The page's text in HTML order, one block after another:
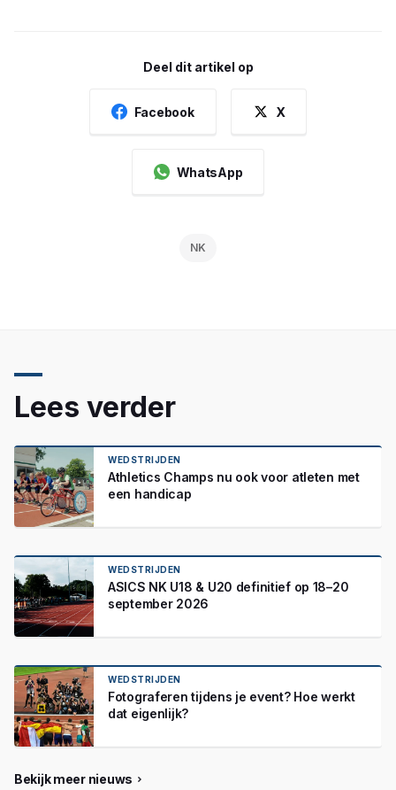
Deel dit artikel op
Facebook X
WhatsApp
NK
Lees verder
WEDSTRIJDEN
Athletics Champs nu ook voor atleten met
een handicap
WEDSTRIJDEN
ASICS NK U18 & U20 definitief op 18–20
september 2026
WEDSTRIJDEN
Fotograferen tijdens je event? Hoe werkt
dat eigenlijk?
Bekijk meer nieuws